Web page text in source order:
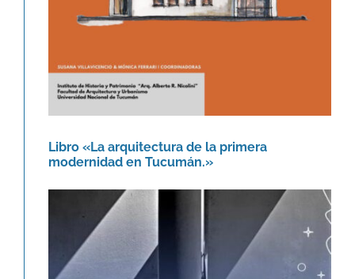
Libro «La arquitectura de la primera
modernidad en Tucumán.»